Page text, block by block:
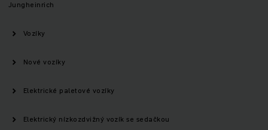
Jungheinrich
Vozíky
Nové vozíky
Elektrické paletové vozíky
Elektrický nízkozdvižný vozík se sedačkou